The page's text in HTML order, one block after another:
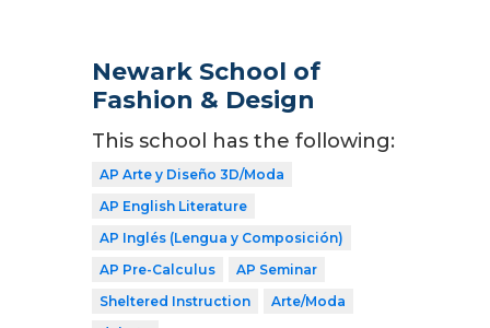
Newark School of
Fashion & Design
This school has the following:
AP Arte y Diseño 3D/Moda
AP English Literature
AP Inglés (Lengua y Composición)
AP Pre-Calculus
AP Seminar
Sheltered Instruction
Arte/Moda